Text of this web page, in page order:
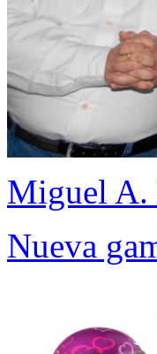
Miguel A.
Nueva